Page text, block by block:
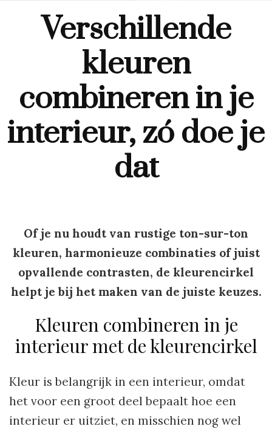
Verschillende
kleuren
combineren in je
interieur, zó doe je
dat
Of je nu houdt van rustige ton-sur-ton
kleuren, harmonieuze combinaties of juist
opvallende contrasten, de kleurencirkel
helpt je bij het maken van de juiste keuzes.
Kleuren combineren in je
interieur met de kleurencirkel
Kleur is belangrijk in een interieur, omdat
het voor een groot deel bepaalt hoe een
interieur er uitziet, en misschien nog wel